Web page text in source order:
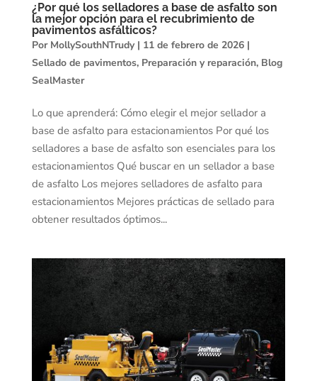
¿Por qué los selladores a base de asfalto son
la mejor opción para el recubrimiento de
pavimentos asfálticos?
Por MollySouthNTrudy| 11 de febrero de 2026|
Sellado de pavimentos, Preparación y reparación, Blog
SealMaster
Lo que aprenderá: Cómo elegir el mejor sellador a
base de asfalto para estacionamientos Por qué los
selladores a base de asfalto son esenciales para los
estacionamientos Qué buscar en un sellador a base
de asfalto Los mejores selladores de asfalto para
estacionamientos Mejores prácticas de sellado para
obtener resultados óptimos...